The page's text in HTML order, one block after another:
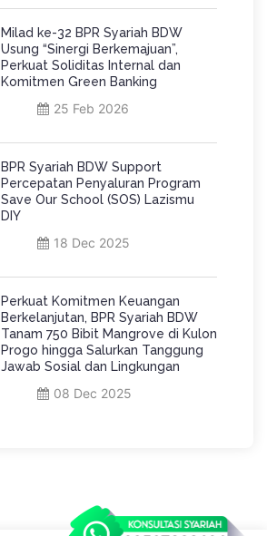
Milad ke-32 BPR Syariah BDW
Usung “Sinergi Berkemajuan”,
Perkuat Soliditas Internal dan
Komitmen Green Banking
25 Feb 2026
BPR Syariah BDW Support
Percepatan Penyaluran Program
Save Our School (SOS) Lazismu
DIY
18 Dec 2025
Perkuat Komitmen Keuangan
Berkelanjutan, BPR Syariah BDW
Tanam 750 Bibit Mangrove di Kulon
Progo hingga Salurkan Tanggung
Jawab Sosial dan Lingkungan
08 Dec 2025